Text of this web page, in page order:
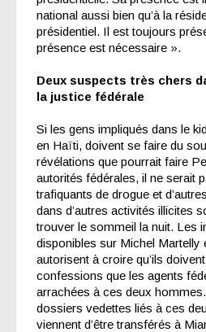
national aussi bien qu’à la
présidentiel. Il est toujours
présence est nécessaire ».
Deux suspects très chers
la justice fédérale
Si les gens impliqués dans le
en Haïti, doivent se faire du
révélations que pourrait faire
autorités fédérales, il ne serait
trafiquants de drogue et
dans d’autres activités illicites
trouver le sommeil la nuit. Les
disponibles sur Michel
autorisent à croire qu’ils
confessions que les agents
arrachées à ces deux
dossiers vedettes liés à ces
viennent d’être transférés à